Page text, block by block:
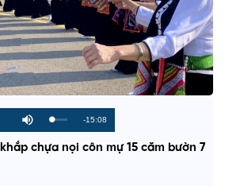
M
u
e
L
d
e
P
r
g
R
e
-15:08
chựa nọi côn mự 15 căm bườn 7